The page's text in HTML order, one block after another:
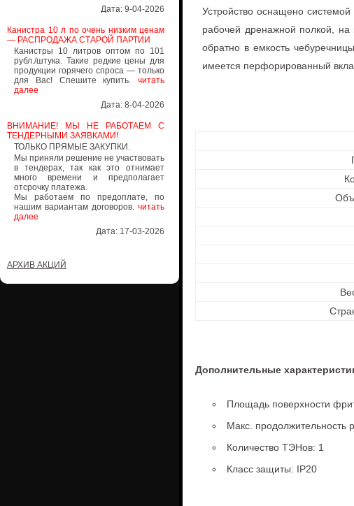
Дата: 9-04-2026
Канистра 10 л по очень низким ценам
— РАСПРОДАЖА СТАРОЙ ПАРТИИ
Канистры 10 литров оптом по 101
рубл./штука. Такие редкие цены для
продукции горячего спроса — только
для Вас! Спешите купить. читать
далее
Дата: 8-04-2026
ВНИМАНИЕ! МЫ НЕ РАБОТАЕМ С
ТЕНДЕРНЫМИ ЗАЯВКАМИ!
ТОЛЬКО ПРЯМЫЕ ЗАКУПКИ.
Мы приняли решение не участвовать
в тендерах, так как это отнимает
много времени и предполагает
отсрочку платежа.
Мы работаем по предоплате, по
нашим вариантам договоров. читать
далее
Дата: 17-03-2026
АРХИВ АКЦИЙ
Устройство оснащено
рабочей дренажной полкой, на
обратно в емкость
имеется перфорированный
Дополнительные
Площадь поверхности
Макс. продолжительность
Количество ТЭНов: 1
Класс защиты: IP20